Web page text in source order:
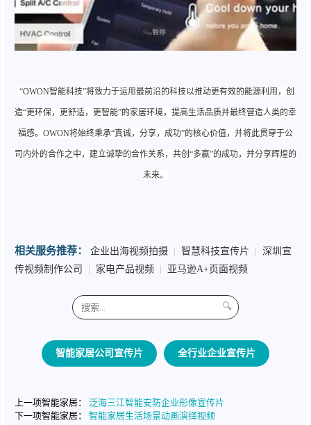
“OWON智能科技”将致力于运用最前沿的科技以推动更有效的能源利用，创
造“更环保，更舒适，更智能”的家居环境，提高生活品质并最终营造人类的幸
福感。OWON将始终秉承“真诚，分享，成功”的核心价值，并将此贯穿于公
司内外的合作之中，建立诚挚的合作关系，共创“多赢”的成功，并分享辉煌的
未来。
相关服务推荐： 企业出海视频拍摄 智慧科技宣传片
深圳宣
传视频制作公司
家电产品视频 亚马逊A+页面视频
🔍
智能家居公司宣传片 全行业企业宣传片
上一项智能家居： 泛海三江智能安防企业形像宣传片
下一项智能家居： 智能家居生活场景动画演绎视频